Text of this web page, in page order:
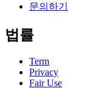
문의하기
법률
Term
Privacy
Fair Use